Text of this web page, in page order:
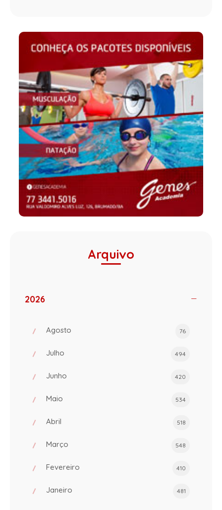
Arquivo
2026
Agosto 76
Julho 494
Junho 420
Maio 534
Abril 518
Março 548
Fevereiro 410
Janeiro 481